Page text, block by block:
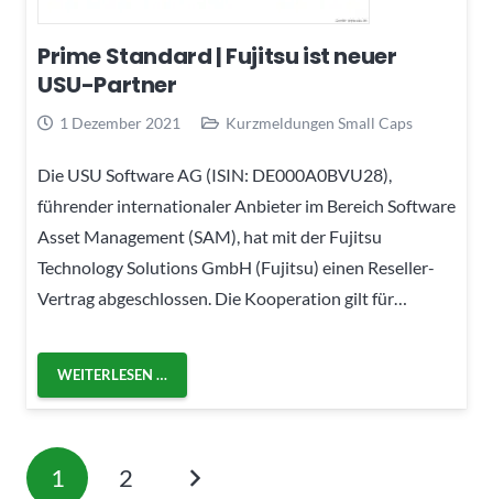
Prime Standard | Fujitsu ist neuer
USU-Partner
1 Dezember 2021 Kurzmeldungen Small Caps
Die USU Software AG (ISIN: DE000A0BVU28),
führender internationaler Anbieter im Bereich Software
Asset Management (SAM), hat mit der Fujitsu
Technology Solutions GmbH (Fujitsu) einen Reseller-
Vertrag abgeschlossen. Die Kooperation gilt für…
WEITERLESEN …
1 2